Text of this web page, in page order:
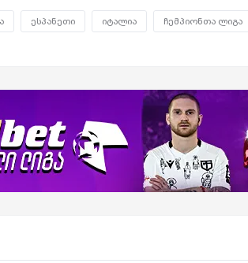
ესპანეთი იტალია ჩემპიონთა ლიგა